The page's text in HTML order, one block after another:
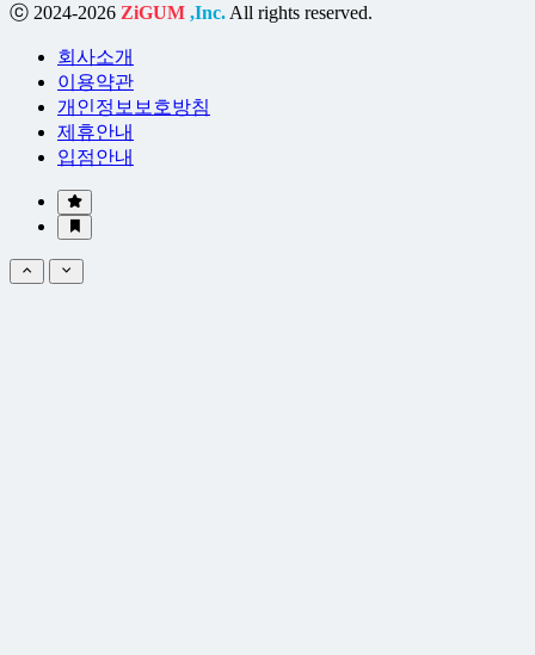
ⓒ 2024-2026 ZiGUM ,Inc. All rights reserved.
회사소개
이용약관
개인정보보호방침
제휴안내
입점안내